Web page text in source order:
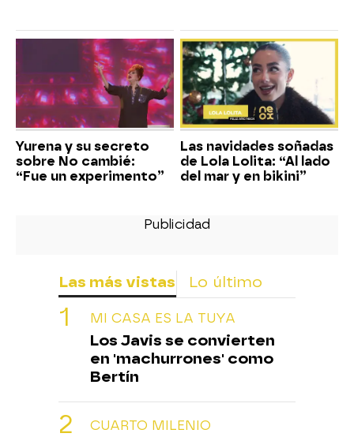
Yurena y su secreto
sobre No cambié:
“Fue un experimento”
Las navidades soñadas
de Lola Lolita: “Al lado
del mar y en bikini”
Las más vistas Lo último
MI CASA ES LA TUYA
Los Javis se convierten
en 'machurrones' como
Bertín
CUARTO MILENIO